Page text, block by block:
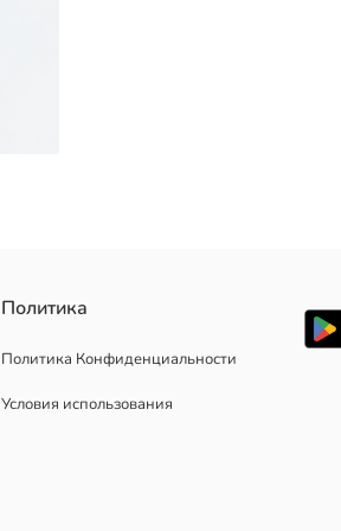
Политика
Политика Конфиденциальности
Условия использования